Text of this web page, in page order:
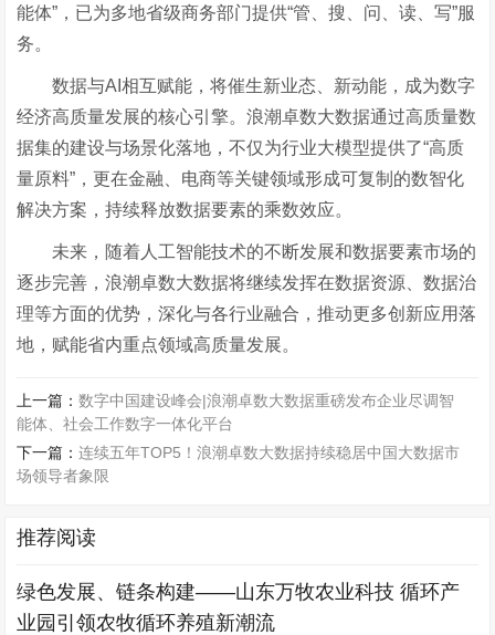
能体”，已为多地省级商务部门提供“管、搜、问、读、写”服
务。
数据与AI相互赋能，将催生新业态、新动能，成为数字
经济高质量发展的核心引擎。浪潮卓数大数据通过高质量数
据集的建设与场景化落地，不仅为行业大模型提供了“高质
量原料” ，更在金融、电商等关键领域形成可复制的数智化
解决方案，持续释放数据要素的乘数效应。
未来，随着人工智能技术的不断发展和数据要素市场的
逐步完善，浪潮卓数大数据将继续发挥在数据资源、数据治
理等方面的优势，深化与各行业融合，推动更多创新应用落
地，赋能省内重点领域高质量发展。
上一篇：数字中国建设峰会|浪潮卓数大数据重磅发布企业尽调智
能体、社会工作数字一体化平台
下一篇：连续五年TOP5！浪潮卓数大数据持续稳居中国大数据市
场领导者象限
推荐阅读
绿色发展、链条构建——山东万牧农业科技 循环产
业园引领农牧循环养殖新潮流